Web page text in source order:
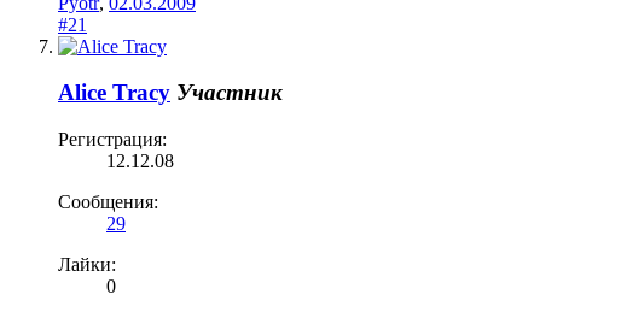
#21
Alice Tracy Участник
Регистрация:
12.12.08
Сообщения:
29
Лайки:
0